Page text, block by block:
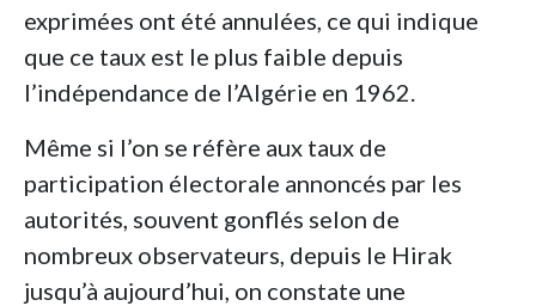
exprimées ont été annulées, ce qui indique
que ce taux est le plus faible depuis
l’indépendance de l’Algérie en 1962.
Même si l’on se réfère aux taux de
participation électorale annoncés par les
autorités, souvent gonflés selon de
nombreux observateurs, depuis le Hirak
jusqu’à aujourd’hui, on constate une